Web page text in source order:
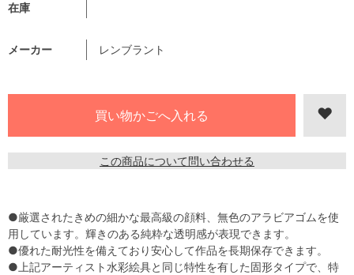
在庫
メーカー レンブラント
この商品について問い合わせる
●厳選されたきめの細かな最高級の顔料、無色のアラビアゴムを使
用しています。輝きのある純粋な透明感が表現できます。
●優れた耐光性を備えており安心して作品を長期保存できます。
●上記アーティスト水彩絵具と同じ特性を有した固形タイプで、特